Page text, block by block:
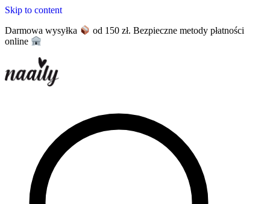
Skip to content
Darmowa wysyłka
od 150 zł. Bezpieczne metody płatności
online